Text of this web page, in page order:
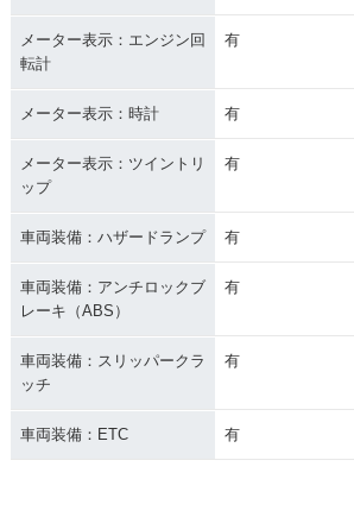
メーター表示：エンジン回
転計
有
メーター表示：時計 有
メーター表示：ツイントリ
ップ
有
車両装備：ハザードランプ 有
車両装備：アンチロックブ
レーキ（ABS）
有
車両装備：スリッパークラ
ッチ
有
車両装備：ETC 有